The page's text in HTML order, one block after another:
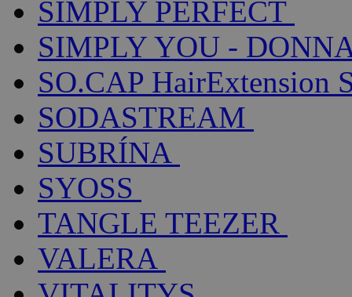
SIMPLY PERFECT
SIMPLY YOU -
SO.CAP HairExtension
SODASTREAM
SUBRÍNA
SYOSS
TANGLE TEEZER
VALERA